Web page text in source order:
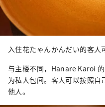
入住花たゃんかんだい的客人
与主楼不同，Hanare Karoi
为私人包间。客人可以按照
他人。